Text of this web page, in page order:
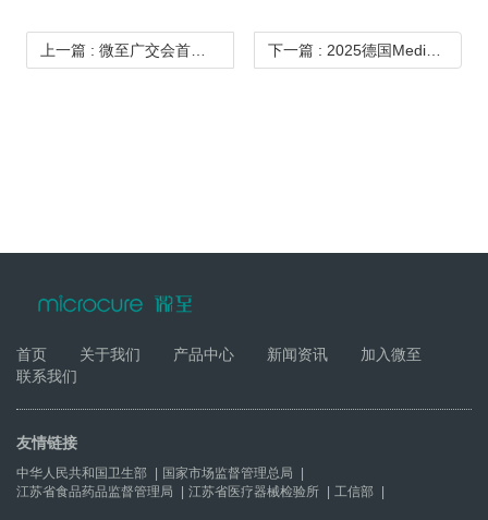
上一篇 : 微至广交会首日告捷 | 智能气腹机系统引领全场关注！ 下一篇 : 2025德国Medica | 微至首日收获全球瞩目，诚邀您共建未来！
首页 关于我们 产品中心 新闻资讯
加入微至
联系我们
友情链接
中华人民共和国卫生部 | 国家市场监督管理总局
|
江苏省食品药品监督管理局
| 江苏省医疗器械检验所 | 工信部 |